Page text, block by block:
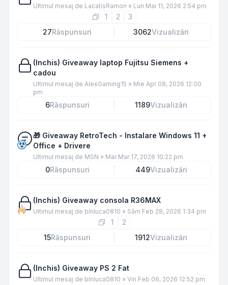
Ultimul mesaj de LacatisRamon » Lun Mai 11, 2026 2:54 pm
1 2
3
27Răspunsuri 3062Vizualizări
(Inchis) Giveaway laptop Fujitsu Siemens +
cadou
Ultimul mesaj de AlexGaming15 » Mie Apr 08, 2026 12:00
pm
6Răspunsuri 1189Vizualizări
🎁 Giveaway RetroTech - Instalare Windows 11 +
Office + Drivere
Ultimul mesaj de MSN » Mar Mar 17, 2026 10:22 pm
0Răspunsuri 449Vizualizări
(Inchis) Giveaway consola R36MAX
Ultimul mesaj de blnluca0810 » Sâm Feb 28, 2026 1:34 pm
1
2
15Răspunsuri 1912Vizualizări
(Inchis) Giveaway PS 2 Fat
Ultimul mesaj de blnluca0810 » Vin Feb 06, 2026 12:52 pm